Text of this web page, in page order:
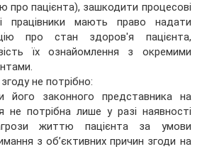
про пацієнта), зашкодити процесові
працівники мають право надати
про стан здоров'я пацієнта,
їх ознайомлення з окремими
не потрібно:
його законного представника на
не потрібна лише у разі наявності
життю пацієнта за умови
з об’єктивних причин згоди на